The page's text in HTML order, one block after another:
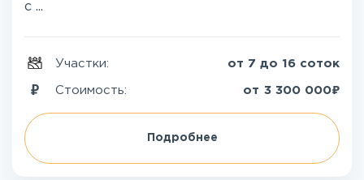
с ...
Участки: от 7 до 16 соток
Стоимость: от 3 300 000₽
Подробнее